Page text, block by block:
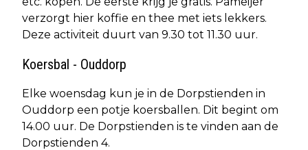
verzorgt hier koffie en thee met iets lekkers.
Deze activiteit duurt van 9.30 tot 11.30 uur.
Koersbal - Ouddorp
Elke woensdag kun je in de Dorpstienden in
Ouddorp een potje koersballen. Dit begint om
14.00 uur. De Dorpstienden is te vinden aan de
Dorpstienden 4.